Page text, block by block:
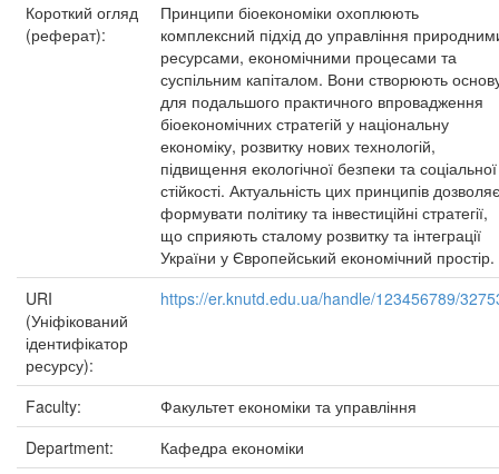
Короткий огляд
(реферат):
Принципи біоекономіки охоплюють
комплексний підхід до управління
ресурсами, економічними процесами та
суспільним капіталом. Вони створюють
для подальшого практичного впровадження
біоекономічних стратегій у національну
економіку, розвитку нових технологій,
підвищення екологічної безпеки та соціальної
стійкості. Актуальність цих принципів дозволяє
формувати політику та інвестиційні стратегії,
що сприяють сталому розвитку та інтеграції
України у Європейський економічний простір.
URI
(Уніфікований
ідентифікатор
ресурсу):
https://er.knutd.edu.ua/handle/123456789/
Faculty:
Факультет економіки та управління
Department:
Кафедра економіки